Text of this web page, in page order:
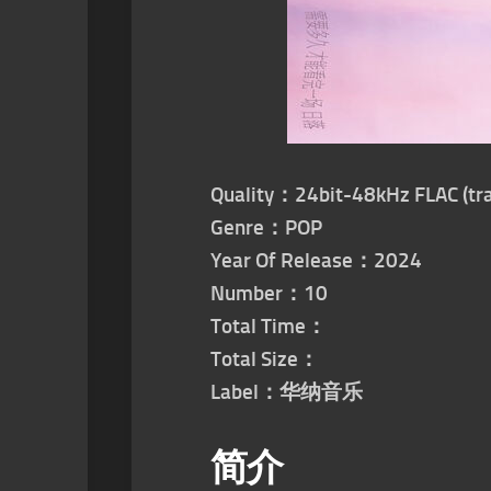
Quality：24bit-48kHz FLAC
Genre：POP
Year Of Release：2024
Number：10
Total Time：
Total Size：
Label：华纳音乐
简介